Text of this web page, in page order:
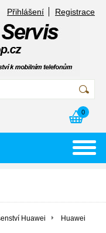
Přihlášení Registrace
0
Huawei
Huawei